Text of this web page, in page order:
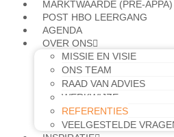
MARKTWAARDE (PRE-APPA)
POST HBO LEERGANG
AGENDA
OVER ONS
MISSIE EN VISIE
ONS TEAM
RAAD VAN ADVIES
WERKWIJZE
REFERENTIES
VEELGESTELDE